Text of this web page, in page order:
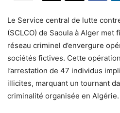
Le Service central de lutte
(SCLCO) de Saoula à Alger met
réseau criminel d’envergure
sociétés fictives. Cette
l’arrestation de 47 individus
illicites, marquant un tournant
criminalité organisée en Algérie.